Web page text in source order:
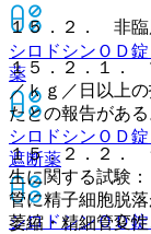
シロドシンＯＤ錠
薬
シロドシンＯＤ
遮断薬
シロドシンＯＤ
１５．２． 非臨
１５．２．１．
／ｋｇ／日以上
たとの報告がある
１５．２．２．
生に関する試験
管に精子細胞脱
萎縮・精細管変